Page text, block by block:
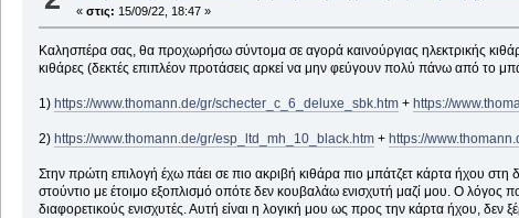
«στις: 15/09/22, 18:47 »
Καλησπέρα σας, θα προχωρήσω σύντομα σε αγορά καινούργιας ηλεκτρικής
κιθάρες (δεκτές επιπλέον προτάσεις αρκεί να μην φεύγουν πολύ πάνω από το
1) https://www.thomann.de/gr/schecter_c_6_deluxe_sbk.htm+ https://
2) https://www.thomann.de/gr/esp_ltd_mh_10_black.htm+ https://
Στην πρώτη επιλογή έχω πάει σε πιο ακριβή κιθάρα πιο μπάτζετ κάρτα ήχου
στούντιο με έτοιμο εξοπλισμό οπότε δεν κουβαλάω ενισχυτή μαζί μου. Ο
διαφορετικούς ενισχυτές. Αυτή είναι η λογική μου ως προς την κάρτα ήχου, δεν